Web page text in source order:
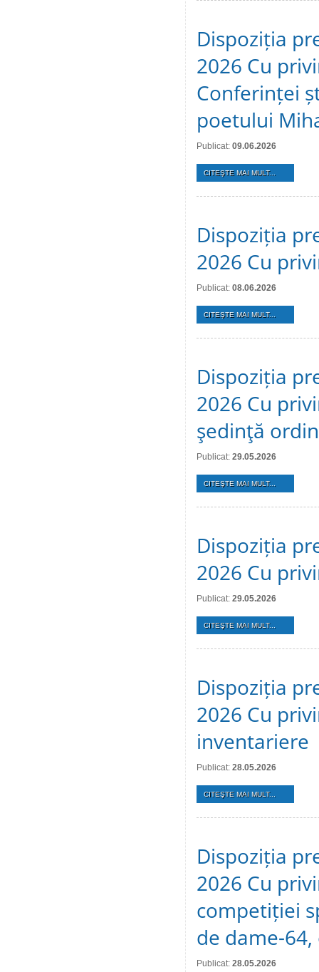
Dispoziția
2026 Cu
Conferinței
poetului
Publicat: 09.06.2026
CITEŞTE MAI MULT...
Dispoziția
2026 Cu
Publicat: 08.06.2026
CITEŞTE MAI MULT...
Dispoziția
2026 Cu
şedinţă
Publicat: 29.05.2026
CITEŞTE MAI MULT...
Dispoziția
2026 Cu
Publicat: 29.05.2026
CITEŞTE MAI MULT...
Dispoziția
2026 Cu
inventariere
Publicat: 28.05.2026
CITEŞTE MAI MULT...
Dispoziția
2026 Cu
competiției
de dame-64,
Publicat: 28.05.2026